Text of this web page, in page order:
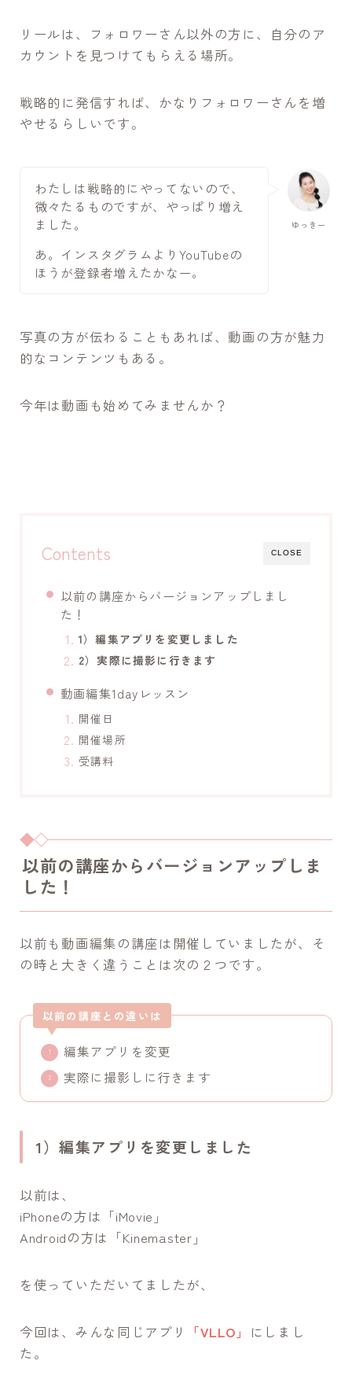
リールは、フォロワーさん以外の方に、自分のア
カウントを見つけてもらえる場所。
戦略的に発信すれば、かなりフォロワーさんを増
やせるらしいです。
ゆっきー
わたしは戦略的にやってないので、
微々たるものですが、やっぱり増え
ました。
あ。インスタグラムよりYouTubeの
ほうが登録者増えたかなー。
写真の方が伝わることもあれば、動画の方が魅力
的なコンテンツもある。
今年は動画も始めてみませんか？
CLOSE
Contents
以前の講座からバージョンアップしまし
た！
1）編集アプリを変更しました
2）実際に撮影に行きます
動画編集1dayレッスン
開催日
開催場所
受講料
以前の講座からバージョンアップしま
した！
以前も動画編集の講座は開催していましたが、そ
の時と大きく違うことは次の２つです。
以前の講座との違いは
編集アプリを変更
実際に撮影しに行きます
1）編集アプリを変更しました
以前は、
iPhoneの方は「iMovie」
Androidの方は「Kinemaster」
を使っていただいてましたが、
今回は、みんな同じアプリ 「VLLO」
にしまし
た。